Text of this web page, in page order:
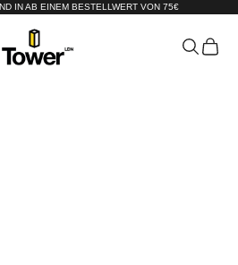
IN AB EINEM BESTELLWERT VON 75€
Tower-London.De
Suchen